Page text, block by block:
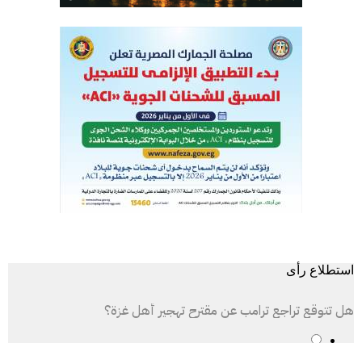
استطلاع رأى
هل تتوقع تراجع ترامب عن مقترح تهجير أهل غزة؟